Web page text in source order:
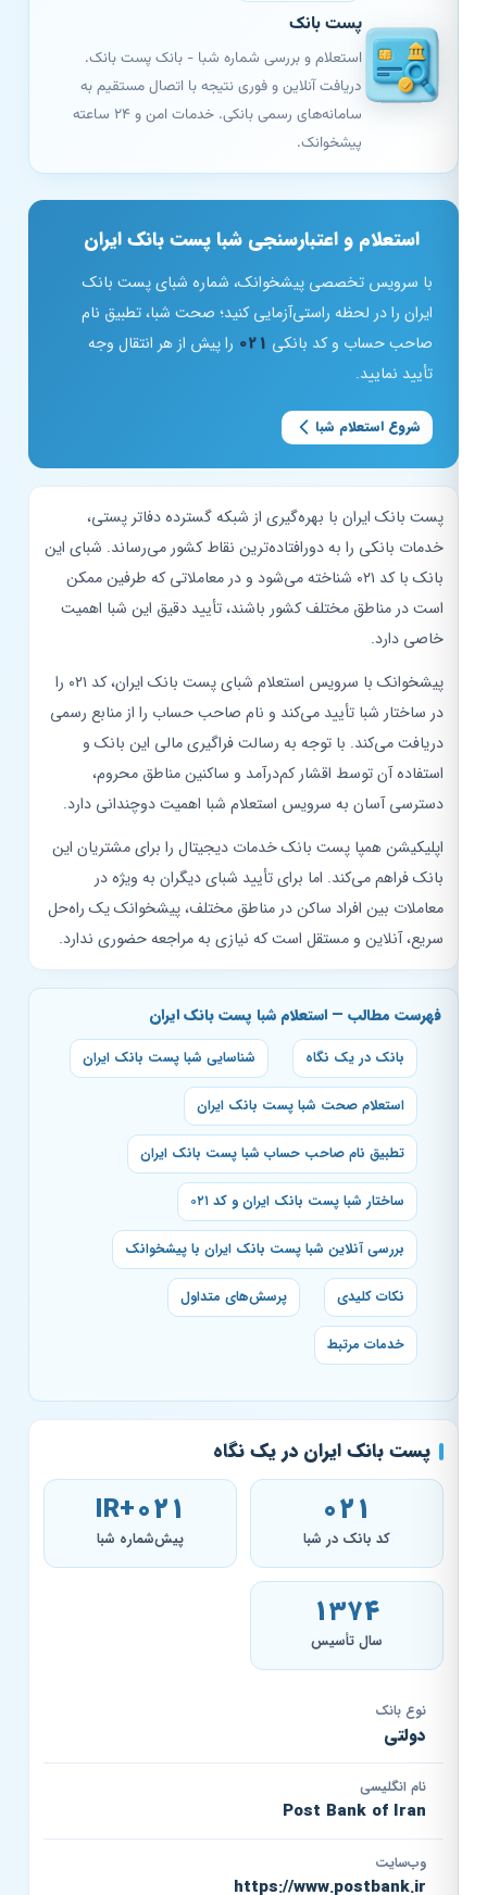
پست بانک
استعلام و بررسی شماره شبا - بانک پست بانک.
دریافت آنلاین و فوری نتیجه با اتصال مستقیم به
سامانه‌های رسمی بانکی. خدمات امن و ۲۴ ساعته
پیشخوانک.
استعلام و اعتبارسنجی شبا پست بانک ایران
با سرویس تخصصی پیشخوانک، شماره شبای پست بانک
ایران را در لحظه راستی‌آزمایی کنید؛ صحت شبا، تطبیق نام
صاحب حساب و کد بانکی021 را پیش از هر انتقال وجه
تأیید نمایید.
شروع استعلام شبا
پست بانک ایران با بهره‌گیری از شبکه گسترده دفاتر پستی،
خدمات بانکی را به دورافتاده‌ترین نقاط کشور می‌رساند. شبای این
بانک با کد ۰۲۱ شناخته می‌شود و در معاملاتی که طرفین ممکن
است در مناطق مختلف کشور باشند، تأیید دقیق این شبا اهمیت
خاصی دارد.
پیشخوانک با سرویس استعلام شبای پست بانک ایران، کد ۰۲۱ را
در ساختار شبا تأیید می‌کند و نام صاحب حساب را از منابع رسمی
دریافت می‌کند. با توجه به رسالت فراگیری مالی این بانک و
استفاده آن توسط اقشار کم‌درآمد و ساکنین مناطق محروم،
دسترسی آسان به سرویس استعلام شبا اهمیت دوچندانی دارد.
اپلیکیشن همپا پست بانک خدمات دیجیتال را برای مشتریان این
بانک فراهم می‌کند. اما برای تأیید شبای دیگران به ویژه در
معاملات بین افراد ساکن در مناطق مختلف، پیشخوانک یک راه‌حل
سریع، آنلاین و مستقل است که نیازی به مراجعه حضوری ندارد.
فهرست مطالب — استعلام شبا پست بانک ایران
بانک در یک نگاه شناسایی شبا پست بانک ایران
استعلام صحت شبا پست بانک ایران
تطبیق نام صاحب حساب شبا پست بانک ایران
ساختار شبا پست بانک ایران و کد ۰۲۱
بررسی آنلاین شبا پست بانک ایران با پیشخوانک
نکات کلیدی پرسش‌های متداول
خدمات مرتبط
پست بانک ایران در یک نگاه
021
کد بانک در شبا
IR+021
پیش‌شماره شبا
۱۳۷۴
سال تأسیس
نوع بانک
دولتی
نام انگلیسی
Post Bank of Iran
وب‌سایت
https://www.postbank.ir